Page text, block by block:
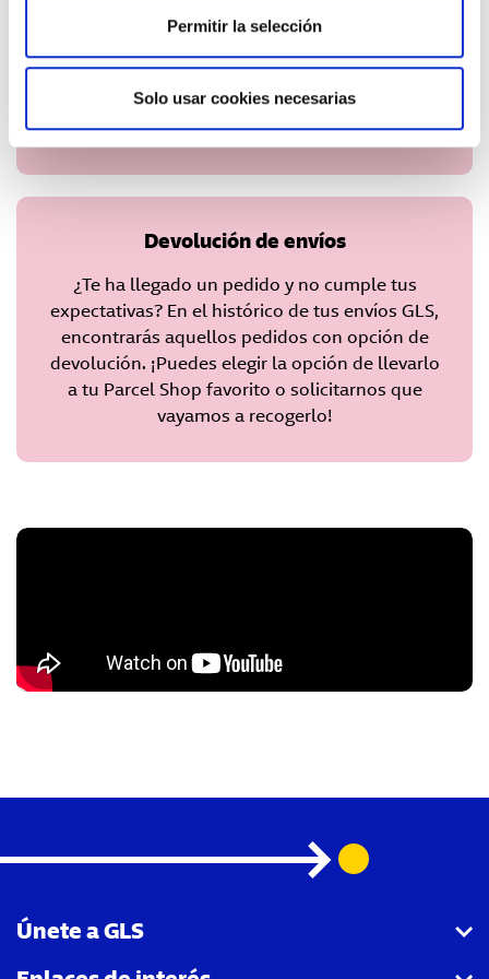
Permitir la selección
Solo usar cookies necesarias
tus envíos: asigna un alias, personaliza tus
GLS y conoce la franja horaria aproximada de
entrega para estar siempre un paso por
delante.
Devolución de envíos
¿Te ha llegado un pedido y no cumple tus
expectativas? En el histórico de tus envíos GLS,
encontrarás aquellos pedidos con opción de
devolución. ¡Puedes elegir la opción de llevarlo
a tu Parcel Shop favorito o solicitarnos que
vayamos a recogerlo!
Únete a GLS